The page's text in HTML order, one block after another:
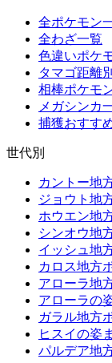
全ポケモン
全わざ一覧
色違いポケ
タマゴ距離
相棒ポケモ
メガシンカ
捕獲おすす
世代別
カントー地
ジョウト地
ホウエン地
シンオウ地
イッシュ地
カロス地方
アローラ地
アローラの
ガラル地方
ヒスイの姿
パルデア地